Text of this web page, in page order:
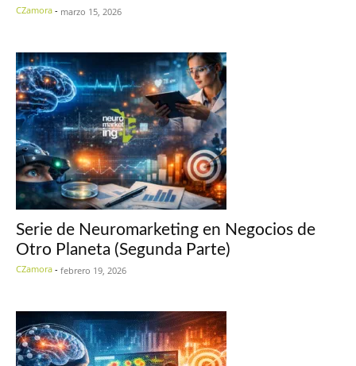
CZamora - marzo 15, 2026
Serie de Neuromarketing en Negocios de
Otro Planeta (Segunda Parte)
CZamora - febrero 19, 2026